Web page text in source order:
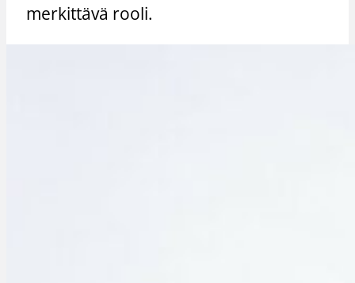
merkittävä rooli.